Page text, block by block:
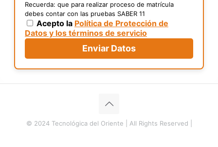
Recuerda: que para realizar proceso de matrícula
debes contar con las pruebas SABER 11
Acepto la Política de Protección de
Datos y los términos de servicio
Enviar Datos
© 2024 Tecnológica del Oriente | All Rights Reserved |